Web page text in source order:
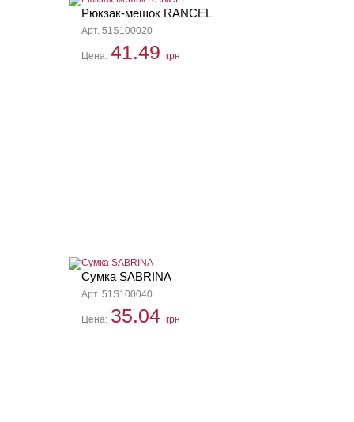
Рюкзак-мешок RANCEL
Арт. 51S100020
Цена: 41.49 грн
Сумка SABRINA
Арт. 51S100040
Цена: 35.04 грн